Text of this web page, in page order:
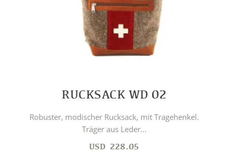
RUCKSACK WD 02
Robuster, modischer Rucksack, mit Tragehenkel.
Träger aus Leder...
USD 228.05